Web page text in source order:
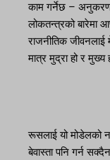
काम गर्नेछ –
लोकतन्त्रको बारेमा
राजनीतिक
मात्र मुद्रा हो र मुख्य
रूसलाई यो
बेवास्ता पनि गर्न